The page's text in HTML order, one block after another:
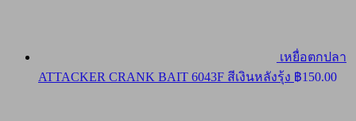
เหยื่อตกปลา
ATTACKER CRANK BAIT 6043F สีเงินหลังรุ้ง ฿150.00